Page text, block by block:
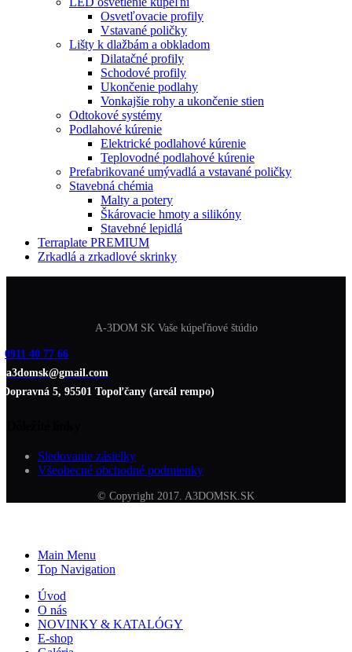
Osvetľovacie profily
Vstavané poličky
Lišty k dlažbám a obkladom
Dilatačné profily
Schodové profily
Ukončenie podlahy
Vonkajšie rohy a ukončenie stien
Odtokové systémy
Podlahové kúrenie
Elektrické podlahové kúrenie
Teplovodné podlahové kúrenie
Prefabrikované umývadlá a vstavané poličky
Stavebná chémia
Malty a potery
Škárovacie hmoty a silikóny
Stavebné lepidlá
Terraplate PREMIUM
Zrkadlá a zrkadlové skrinky
A-3DOM SK Vaše kúpeľňové štúdio
0911 40 77 66
a3domsk@gmail.com
Dopravná 5, 95501 Topoľčany (areál rempo)
Sledovanie zásielky
Všeobecné obchodné podmienky
© Copyright 2017. A3DOMSK.SK
Main Menu
Top Navigation
Úvod
O nás
NOVINKY & KATALÓGY
E-shop